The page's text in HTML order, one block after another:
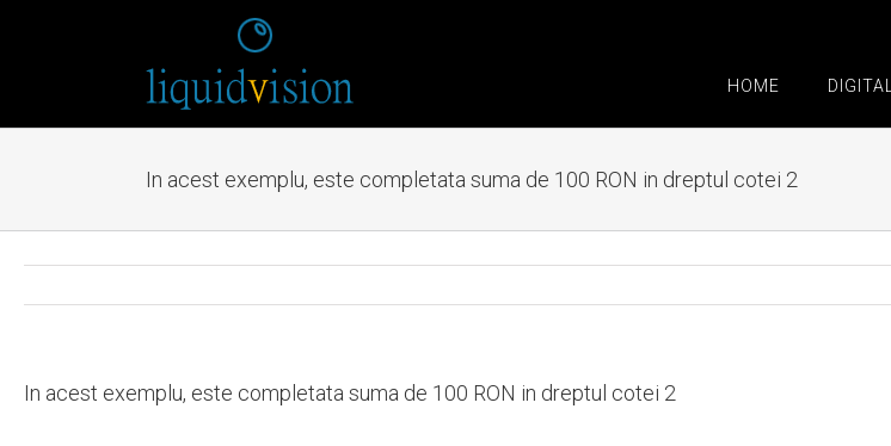
HOME
In acest exemplu, este completata suma de 100 RON in dreptul cotei 2
In acest exemplu, este completata suma de 100 RON in dreptul cotei 2